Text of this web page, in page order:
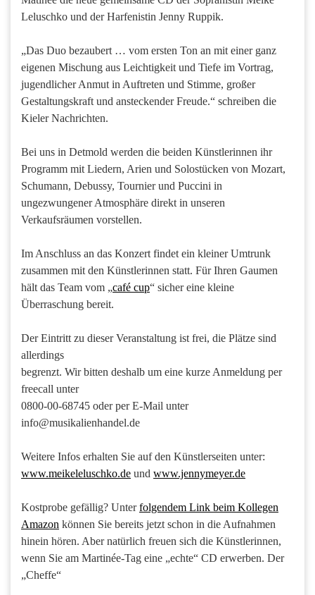
Leluschko und der Harfenistin Jenny Ruppik.
„Das Duo bezaubert … vom ersten Ton an mit einer ganz
eigenen Mischung aus Leichtigkeit und Tiefe im Vortrag,
jugendlicher Anmut in Auftreten und Stimme, großer
Gestaltungskraft und ansteckender Freude.“ schreiben die
Kieler Nachrichten.
Bei uns in Detmold werden die beiden Künstlerinnen ihr
Programm mit Liedern, Arien und Solostücken von Mozart,
Schumann, Debussy, Tournier und Puccini in
ungezwungener Atmosphäre direkt in unseren
Verkaufsräumen vorstellen.
Im Anschluss an das Konzert findet ein kleiner Umtrunk
zusammen mit den Künstlerinnen statt. Für Ihren Gaumen
hält das Team vom „café cup“ sicher eine kleine
Überraschung bereit.
Der Eintritt zu dieser Veranstaltung ist frei, die Plätze sind
allerdings
begrenzt. Wir bitten deshalb um eine kurze Anmeldung per
freecall unter
0800-00-68745 oder per E-Mail unter
info@musikalienhandel.de
Weitere Infos erhalten Sie auf den Künstlerseiten unter:
www.meikeleluschko.de und www.jennymeyer.de
Kostprobe gefällig? Unterfolgendem Link beim Kollegen
Amazon können Sie bereits jetzt schon in die Aufnahmen
hinein hören. Aber natürlich freuen sich die Künstlerinnen,
wenn Sie am Martinée-Tag eine „echte“ CD erwerben. Der
„Cheffe“